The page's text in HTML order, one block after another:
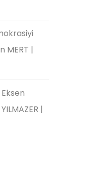
MERT |
Eksen
|